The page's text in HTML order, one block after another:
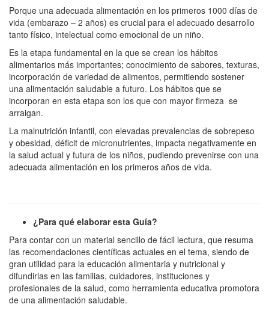
Porque una adecuada alimentación en los primeros 1000 días de
vida (embarazo – 2 años) es crucial para el adecuado desarrollo
tanto físico, intelectual como emocional de un niño.
Es la etapa fundamental en la que se crean los hábitos
alimentarios más importantes; conocimiento de sabores, texturas,
incorporación de variedad de alimentos, permitiendo sostener
una alimentación saludable a futuro. Los hábitos que se
incorporan en esta etapa son los que con mayor firmeza se
arraigan.
La malnutrición infantil, con elevadas prevalencias de sobrepeso
y obesidad, déficit de micronutrientes, impacta negativamente en
la salud actual y futura de los niños, pudiendo prevenirse con una
adecuada alimentación en los primeros años de vida.
¿Para qué elaborar esta Guía?
Para contar con un material sencillo de fácil lectura, que resuma
las recomendaciones científicas actuales en el tema, siendo de
gran utilidad para la educación alimentaria y nutricional y
difundirlas en las familias, cuidadores, instituciones y
profesionales de la salud, como herramienta educativa promotora
de una alimentación saludable.